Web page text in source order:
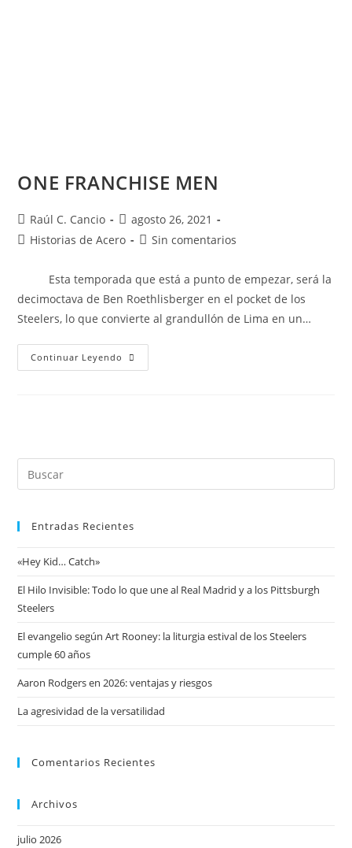
ONE FRANCHISE MEN
Raúl C. Cancio
agosto 26, 2021
Historias de Acero
Sin comentarios
Esta temporada que está a punto de empezar, será la
decimoctava de Ben Roethlisberger en el pocket de los
Steelers, lo que convierte al grandullón de Lima en un…
Continuar Leyendo
Entradas Recientes
«Hey Kid… Catch»
El Hilo Invisible: Todo lo que une al Real Madrid y a los Pittsburgh
Steelers
El evangelio según Art Rooney: la liturgia estival de los Steelers
cumple 60 años
Aaron Rodgers en 2026: ventajas y riesgos
La agresividad de la versatilidad
Comentarios Recientes
Archivos
julio 2026